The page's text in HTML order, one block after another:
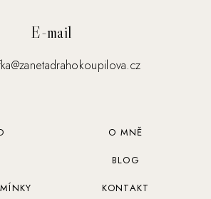
E-mail
O MNĚ
BLOG
KONTAKT